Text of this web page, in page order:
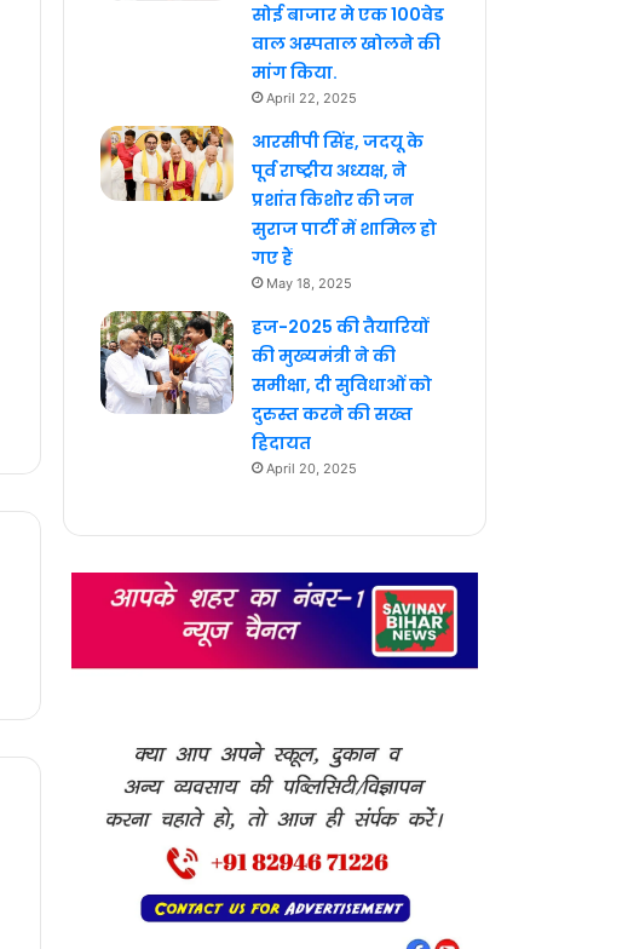
सोई बाजार मे एक 100वेड
वाल अस्पताल खोलने की
मांग किया.
April 22, 2025
आरसीपी सिंह, जदयू के
पूर्व राष्ट्रीय अध्यक्ष, ने
प्रशांत किशोर की जन
सुराज पार्टी में शामिल हो
गए हैं
May 18, 2025
हज-2025 की तैयारियों
की मुख्यमंत्री ने की
समीक्षा, दी सुविधाओं को
दुरुस्त करने की सख्त
हिदायत
April 20, 2025